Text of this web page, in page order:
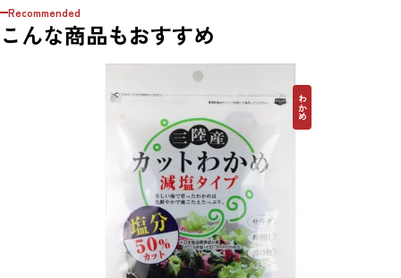
Recommended
こんな商品もおすすめ
わかめ